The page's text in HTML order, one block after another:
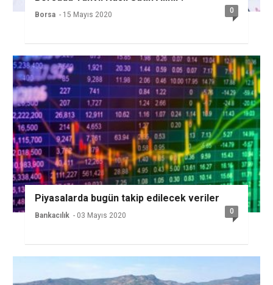
Borsa - 15 Mayıs 2020 0
Piyasalarda bugün takip edilecek veriler
Bankacılık - 03 Mayıs 2020 0